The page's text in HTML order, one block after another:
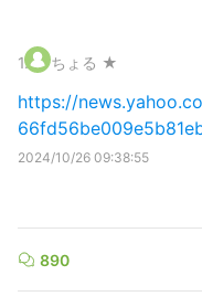
1. ちょる ★
https://
2024/10/26 09:38:55
890